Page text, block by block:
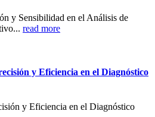
y Sensibilidad en el Análisis de
read more
y Eficiencia en el Diagnóstico
y Eficiencia en el Diagnóstico